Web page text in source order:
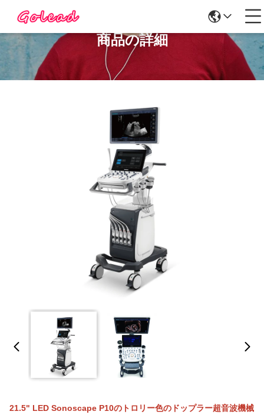
商品の詳細
21.5" LED Sonoscape P10のトロリー色のドップラー超音波機械